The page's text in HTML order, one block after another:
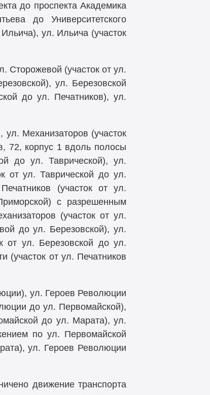
до проспекта Академика
до Университетского
ул. Ильича (участок
Сторожевой (участок от ул.
ул. Березовской
до ул. Печатников), ул.
Механизаторов (участок
72, корпус 1 вдоль полосы
до ул. Таврической), ул.
от ул. Таврической до ул.
(участок от ул.
с разрешенным
(участок от ул.
до ул. Березовской), ул.
от ул. Березовской до ул.
(участок от ул. Печатников
ул. Героев Революции
до ул. Первомайской),
до ул. Марата), ул.
по ул. Первомайской
ул. Героев Революции
движение транспорта